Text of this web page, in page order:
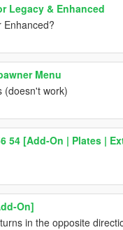
Legacy & Enhanced
Enhanced?
Menu
(doesn't work)
54 [Add-On | Plates |
On]
in the opposite